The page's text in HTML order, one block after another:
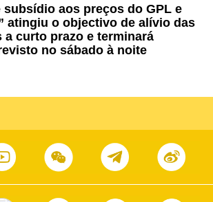
subsídio aos preços do GPL e
atingiu o objectivo de alívio das
a curto prazo e terminará
no sábado à noite